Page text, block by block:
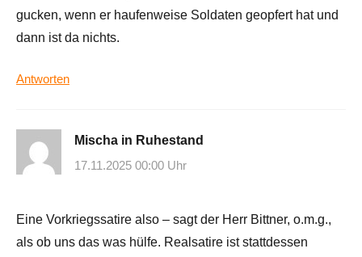
gucken, wenn er haufenweise Soldaten geopfert hat und
dann ist da nichts.
Antworten
Mischa in Ruhestand
17.11.2025 00:00 Uhr
Eine Vorkriegssatire also – sagt der Herr Bittner, o.m.g.,
als ob uns das was hülfe. Realsatire ist stattdessen